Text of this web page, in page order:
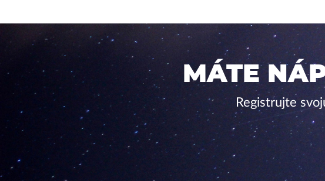
MÁTE
Registrujte